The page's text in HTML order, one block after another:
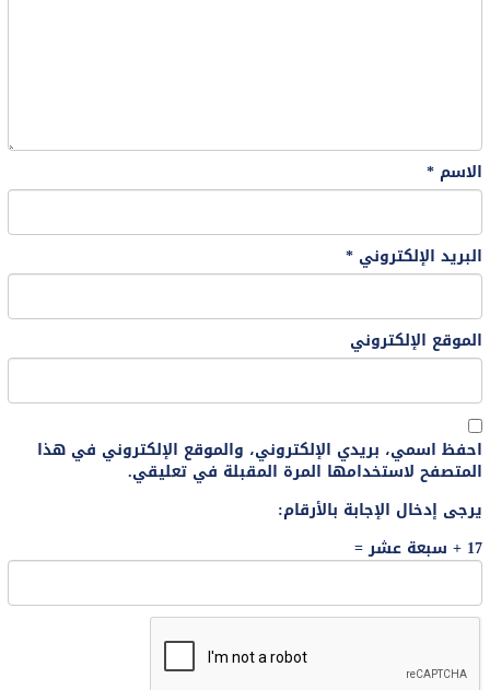
الاسم *
البريد الإلكتروني *
الموقع الإلكتروني
احفظ اسمي، بريدي الإلكتروني، والموقع الإلكتروني في هذا
المتصفح لاستخدامها المرة المقبلة في تعليقي.
يرجى إدخال الإجابة بالأرقام:
17 + سبعة عشر =